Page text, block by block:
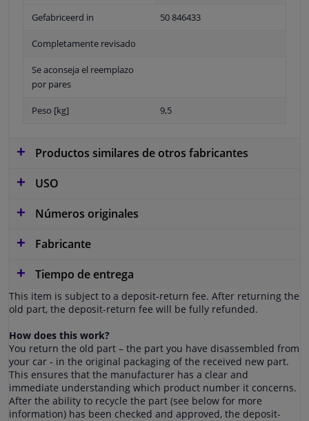
Gefabriceerd in 50 846433
Completamente revisado
Se aconseja el reemplazo
por pares
Peso [kg] 9,5
Productos similares de otros fabricantes
USO
Números originales
Fabricante
Tiempo de entrega
This item is subject to a deposit-return fee. After returning the
old part, the deposit-return fee will be fully refunded.
How does this work?
You return the old part – the part you have disassembled from
your car - in the original packaging of the received new part.
This ensures that the manufacturer has a clear and
immediate understanding which product number it concerns.
After the ability to recycle the part (see below for more
information) has been checked and approved, the deposit-